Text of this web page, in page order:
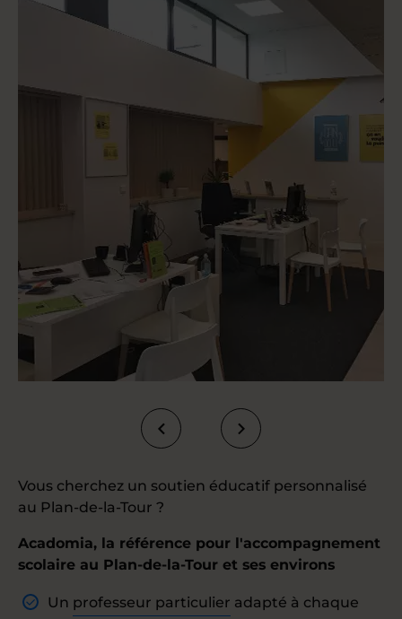
Vous cherchez un soutien éducatif personnalisé
au Plan-de-la-Tour ?
Acadomia, la référence pour l'accompagnement
scolaire au Plan-de-la-Tour et ses environs
Un professeur particulier adapté à chaque